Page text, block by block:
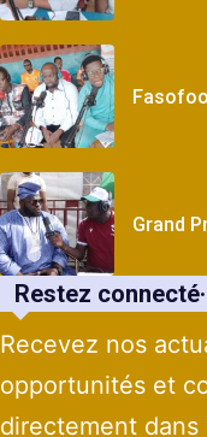
Grand
Restez
Recevez nos
opportunités et
directement